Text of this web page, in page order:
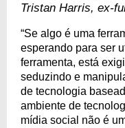
Tristan Harris, ex-
“Se algo é uma
esperando para ser
ferramenta, está
seduzindo e
de tecnologia
ambiente de
mídia social não é